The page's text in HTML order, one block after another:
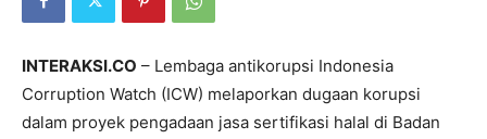
INTERAKSI.CO – Lembaga antikorupsi Indonesia
Corruption Watch (ICW) melaporkan dugaan korupsi
dalam proyek pengadaan jasa sertifikasi halal di Badan